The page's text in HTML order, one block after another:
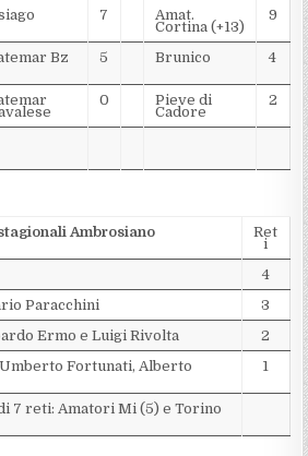
7 Amat.
Cortina (+13)
9
Bz 5 Brunico 4
0 Pieve di
Cadore
2
Ambrosiano Ret
i
4
Paracchini
3
Ermo e Luigi Rivolta
2
Fortunati, Alberto
1
7 reti: Amatori Mi (5) e Torino